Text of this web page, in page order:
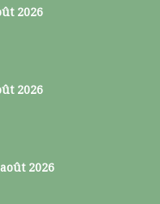
2026
2026
2026